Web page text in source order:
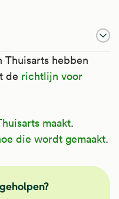
Thuisarts hebben
de richtlijn voor
maakt.
die wordt gemaakt.